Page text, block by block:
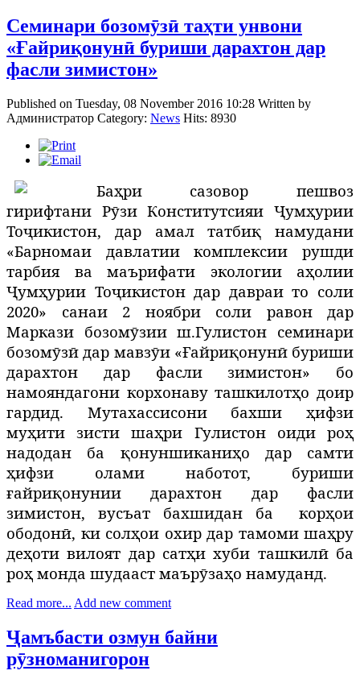
Семинари бозомӯзӣ таҳти унвони
«Ғайриқонунӣ буриши дарахтон дар
фасли зимистон»
Published on Tuesday, 08 November 2016 10:28 Written by
Администратор Category: News Hits: 8930
Баҳри сазовор пешвоз
гирифтани Рӯзи Конститутсияи Ҷумҳурии
Тоҷикистон, дар амал татбиқ намудани
«Барномаи давлатии комплексии рушди
тарбия ва маърифати экологии аҳолии
Ҷумҳурии Тоҷикистон дар давраи то соли
2020» санаи 2 ноябри соли равон дар
Маркази бозомӯзии ш.Гулистон семинари
бозомӯзӣ дар мавзӯи «Ғайриқонунӣ буриши
дарахтон дар фасли зимистон» бо
намояндагони корхонаву ташкилотҳо доир
гардид. Мутахассисони бахши ҳифзи
муҳити зисти шаҳри Гулистон оиди роҳ
надодан ба қонуншиканиҳо дар самти
ҳифзи олами наботот, буриши
ғайриқонунии дарахтон дар фасли
зимистон, вусъат бахшидан ба
корҳои
ободонӣ, ки солҳои охир дар тамоми шаҳру
деҳоти вилоят дар сатҳи хуби ташкилӣ ба
роҳ монда шудааст маърӯзаҳо намуданд.
Read more... Add new comment
Ҷамъбасти озмун байни
рӯзноманигорон